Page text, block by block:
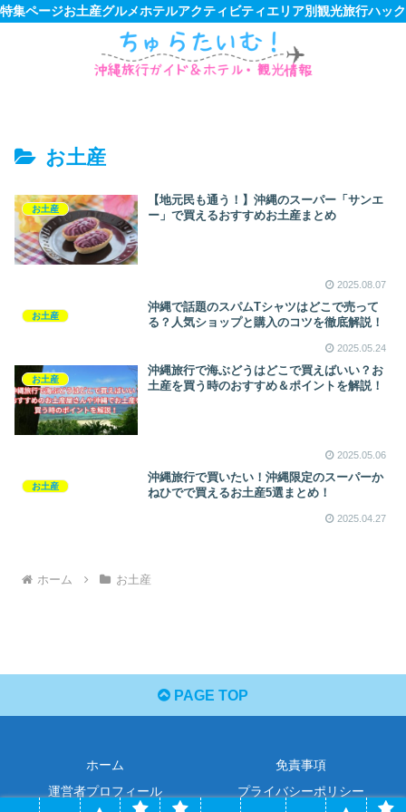
特集ページお土産グルメホテルアクティビティエリア別観光旅行ハック
お土産
お土産
【地元民も通う！】沖縄のスーパー「サンエ
ー」で買えるおすすめお土産まとめ
2025.08.07
お土産
沖縄で話題のスパムTシャツはどこで売って
る？人気ショップと購入のコツを徹底解説！
2025.05.24
お土産
沖縄旅行で海ぶどうはどこで買えばいい？お
土産を買う時のおすすめ＆ポイントを解説！
2025.05.06
お土産
沖縄旅行で買いたい！沖縄限定のスーパーか
ねひでで買えるお土産5選まとめ！
2025.04.27
ホーム お土産
PAGE TOP
ホーム
免責事項
運営者プロフィール
プライバシーポリシー